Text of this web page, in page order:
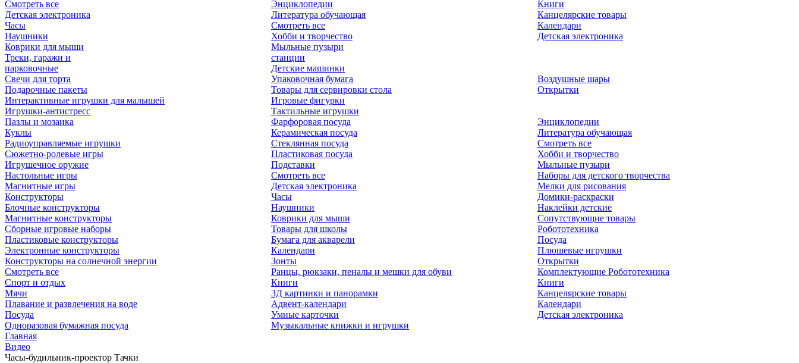
Смотреть все
Детская электроника
Часы
Наушники
Коврики для мыши
Энциклопедии
Литература обучающая
Смотреть все
Хобби и творчество
Мыльные пузыри
Книги
Канцелярские товары
Календари
Детская электроника
Треки, гаражи и
парковочные
станции
Детские машинки
Свечи для торта
Подарочные пакеты
Упаковочная бумага
Товары для сервировки стола
Воздушные шары
Открытки
Интерактивные игрушки для малышей
Игрушки-антистресс
Игровые фигурки
Тактильные игрушки
Пазлы и мозаика
Куклы
Радиоуправляемые игрушки
Сюжетно-ролевые игры
Игрушечное оружие
Настольные игры
Магнитные игры
Конструкторы
Блочные конструкторы
Магнитные конструкторы
Сборные игровые наборы
Пластиковые конструкторы
Электронные конструкторы
Конструкторы на солнечной энергии
Смотреть все
Спорт и отдых
Мячи
Плавание и развлечения на воде
Посуда
Одноразовая бумажная посуда
Фарфоровая посуда
Керамическая посуда
Стеклянная посуда
Пластиковая посуда
Подставки
Смотреть все
Детская электроника
Часы
Наушники
Коврики для мыши
Товары для школы
Бумага для акварели
Календари
Зонты
Ранцы, рюкзаки, пеналы и мешки для обуви
Книги
3Д картинки и панорамки
Адвент-календари
Умные карточки
Музыкальные книжки и игрушки
Энциклопедии
Литература обучающая
Смотреть все
Хобби и творчество
Мыльные пузыри
Наборы для детского творчества
Мелки для рисования
Домики-раскраски
Наклейки детские
Сопутствующие товары
Робототехника
Посуда
Плюшевые игрушки
Открытки
Комплектующие Робототехника
Книги
Канцелярские товары
Календари
Детская электроника
Главная
Видео
Часы-будильник-проектор Тачки